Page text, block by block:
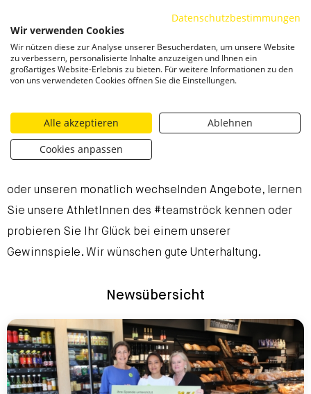
Aktuelle Neuigkeiten
aktuelle Neuigkeiten aus unserer Backstube, lernen Sie
unsere Produktinnovationen kennen, schmökern Sie in
oder unseren monatlich wechselnden Angebote, lernen
Sie unsere AthletInnen des #teamströck kennen oder
probieren Sie Ihr Glück bei einem unserer
Gewinnspiele. Wir wünschen gute Unterhaltung.
Newsübersicht
Datenschutzbestimmungen
Wir verwenden Cookies
Wir nützen diese zur Analyse unserer Besucherdaten, um unsere Website
zu verbessern, personalisierte Inhalte anzuzeigen und Ihnen ein
großartiges Website-Erlebnis zu bieten. Für weitere Informationen zu den
von uns verwendeten Cookies öffnen Sie die Einstellungen.
Alle akzeptieren
Ablehnen
Cookies anpassen